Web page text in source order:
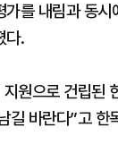
를 내림과 동
다.
원으로 건립된
길 바란다”고 한